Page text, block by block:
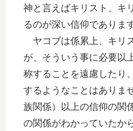
神と言えばキリスト、キ
るのが深い信仰でありま
ヤコブは係累上、キリ
が、そういう事に必要以
称することを遠慮したり
するようなことはありま
族関係）以上の信仰の関
の関係がわかっていたか